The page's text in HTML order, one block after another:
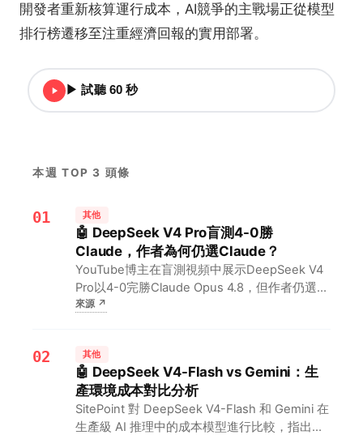
開發者重新核算運行成本，AI競爭的主戰場正從模型
排行榜遷移至注重經濟回報的實用部署。
▶ 試聽 60 秒
本週 TOP 3 頭條
01 其他
🤖 DeepSeek V4 Pro盲測4-0勝
Claude，作者為何仍選Claude？
YouTube博主在盲測視頻中展示DeepSeek V4
Pro以4-0完勝Claude Opus 4.8，但作者仍選擇
Claude作為日常助手，這一現象引發AI社區對
來源↗
02 其他
🤖 DeepSeek V4-Flash vs Gemini：生
產環境成本對比分析
SitePoint 對 DeepSeek V4-Flash 和 Gemini 在
生產級 AI 推理中的成本模型進行比較，指出